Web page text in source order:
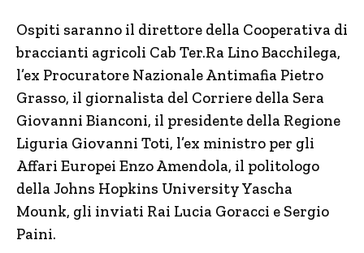
Ospiti saranno il direttore della Cooperativa di
braccianti agricoli Cab Ter.Ra Lino Bacchilega,
l’ex Procuratore Nazionale Antimafia Pietro
Grasso, il giornalista del Corriere della Sera
Giovanni Bianconi, il presidente della Regione
Liguria Giovanni Toti, l’ex ministro per gli
Affari Europei Enzo Amendola, il politologo
della Johns Hopkins University Yascha
Mounk, gli inviati Rai Lucia Goracci e Sergio
Paini.